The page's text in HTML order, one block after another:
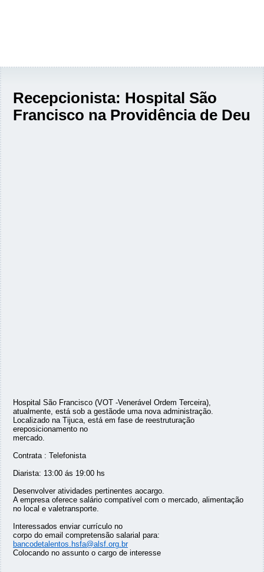
Recepcionista: Hospital São
Francisco na Providência de Deu
Hospital São Francisco (VOT -Venerável Ordem Terceira),
atualmente, está sob a gestãode uma nova administração.
Localizado na Tijuca, está em fase de reestruturação
ereposicionamento no
mercado.
Contrata : Telefonista
Diarista: 13:00 ás 19:00 hs
Desenvolver atividades pertinentes aocargo.
A empresa oferece salário compatível com o mercado, alimentação
no local e valetransporte.
Interessados enviar currículo no
corpo do email compretensão salarial para:
bancodetalentos.hsfa@alsf.org.br
Colocando no assunto o cargo de interesse